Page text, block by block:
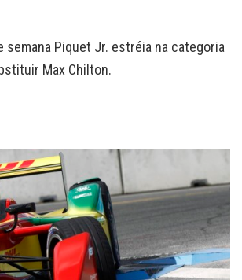
semana Piquet Jr. estréia na categoria
Max Chilton.